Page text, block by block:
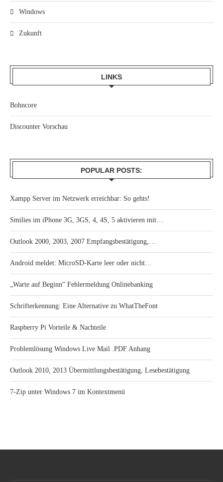
Windows
Zukunft
LINKS
Bohncore
Discounter Vorschau
POPULAR POSTS:
Xampp Server im Netzwerk erreichbar: So gehts!
Smilies im iPhone 3G, 3GS, 4, 4S, 5 aktivieren mit…
Outlook 2000, 2003, 2007 Empfangsbestätigung,…
Android meldet: MicroSD-Karte leer oder nicht…
„Warte auf Beginn“ Fehlermeldung Onlinebanking
Schrifterkennung: Eine Alternative zu WhatTheFont
Raspberry Pi Vorteile & Nachteile
Problemlösung Windows Live Mail .PDF Anhang
Outlook 2010, 2013 Übermittlungsbestätigung, Lesebestätigung
7-Zip unter Windows 7 im Kontextmenü